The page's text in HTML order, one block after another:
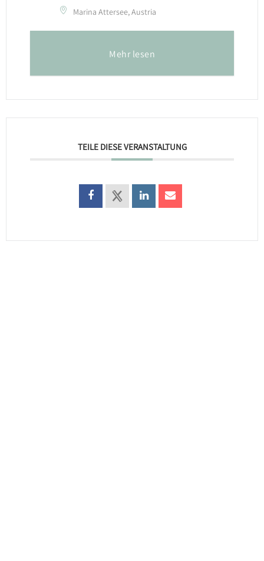
Marina Attersee, Austria
Mehr lesen
TEILE DIESE VERANSTALTUNG